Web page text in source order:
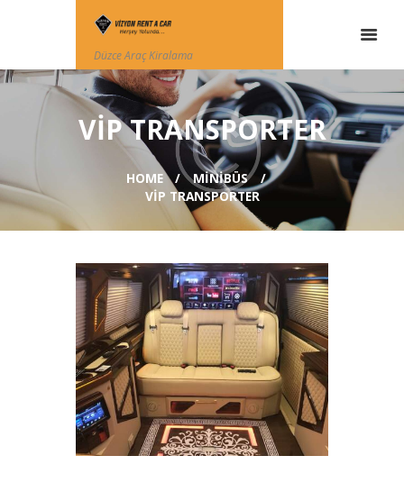
Düzce Araç Kiralama
VİP TRANSPORTER
HOME
MINIBÜS
VİP TRANSPORTER